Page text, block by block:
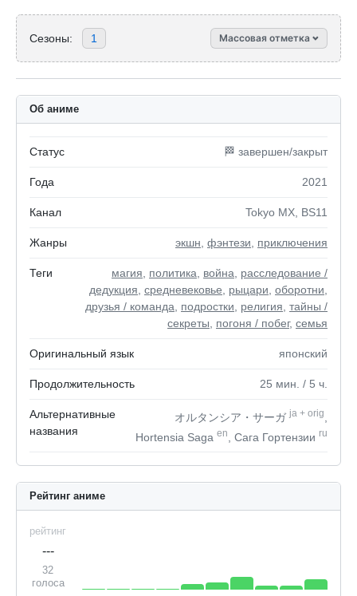
Сезоны: 1 Массовая отметка
Об аниме
Статус 🏁 завершен/закрыт
Года 2021
Канал Tokyo MX, BS11
Жанры экшн фэнтези приключения
Теги магия политика война
расследование /
дедукция средневековье рыцари оборотни
друзья / команда
подростки религия тайны /
секреты
погоня / побег, семья
Оригинальный язык японский
Продолжительность 25 мин. / 5 ч.
Альтернативные
названия
オルタンシア・サーガja + orig
Hortensia Saga en , Сага Гортензии ru
Рейтинг аниме
рейтинг
---
32
голоса